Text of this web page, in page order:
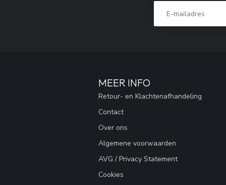
MEER INFO
Retour- en Klachtenafhandeling
Contact
Over ons
Algemene voorwaarden
AVG / Privacy Statement
Cookies